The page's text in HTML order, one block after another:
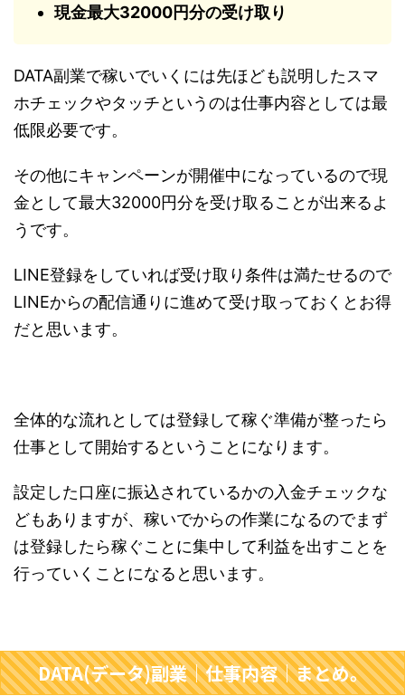
現金最大32000円分の受け取り
DATA副業で稼いでいくには先ほども説明したスマ
ホチェックやタッチというのは仕事内容としては最
低限必要です。
その他にキャンペーンが開催中になっているので現
金として最大32000円分を受け取ることが出来るよ
うです。
LINE登録をしていれば受け取り条件は満たせるので
LINEからの配信通りに進めて受け取っておくとお得
だと思います。
全体的な流れとしては登録して稼ぐ準備が整ったら
仕事として開始するということになります。
設定した口座に振込されているかの入金チェックな
どもありますが、稼いでからの作業になるのでまず
は登録したら稼ぐことに集中して利益を出すことを
行っていくことになると思います。
DATA(データ)副業｜仕事内容｜まとめ。